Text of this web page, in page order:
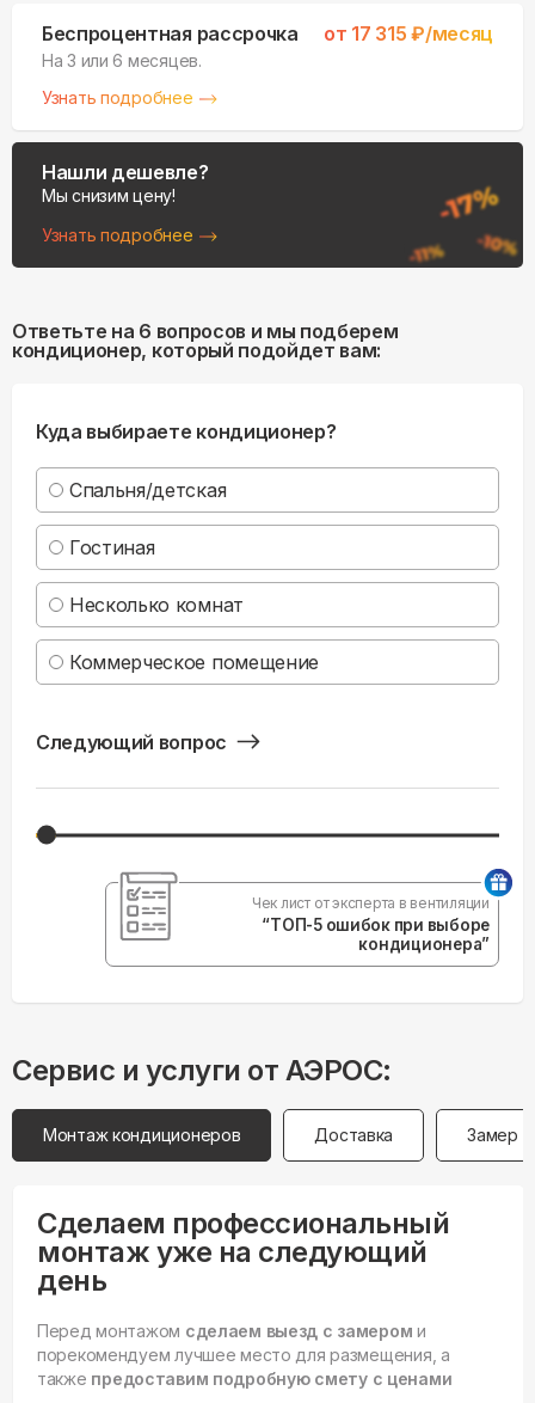
Беспроцентная рассрочка от 17 315 ₽/месяц
На 3 или 6 месяцев.
Узнать подробнее
Нашли дешевле?
Мы снизим цену!
Узнать подробнее
Ответьте на 6 вопросов и мы подберем
кондиционер, который подойдет вам:
Куда выбираете кондиционер?
Спальня/детская
Гостиная
Несколько комнат
Коммерческое помещение
Следующий вопрос
Чек лист от эксперта в вентиляции
“ТОП-5 ошибок при выборе
кондиционера”
Сервис и услуги от АЭРОС:
Монтаж кондиционеров Доставка Замер
Сделаем профессиональный
монтаж уже на следующий
день
Перед монтажом сделаем выезд с замером и
порекомендуем лучшее место для размещения, а
также предоставим подробную смету с ценами